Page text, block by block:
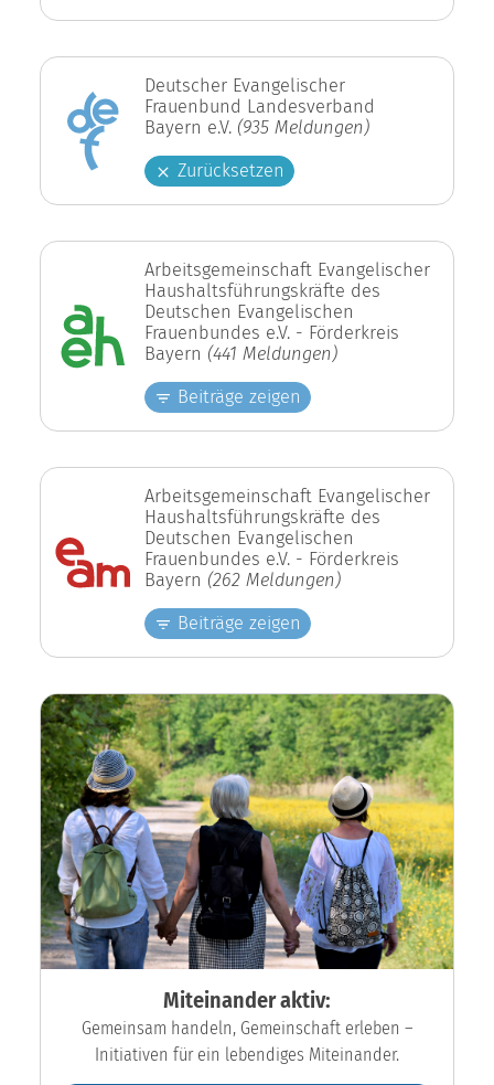
Deutscher Evangelischer
Frauenbund Landesverband
Bayern e.V. (935 Meldungen)
Zurücksetzen
Arbeitsgemeinschaft Evangelischer
Haushaltsführungskräfte des
Deutschen Evangelischen
Frauenbundes e.V. - Förderkreis
Bayern (441 Meldungen)
Beiträge zeigen
Arbeitsgemeinschaft Evangelischer
Haushaltsführungskräfte des
Deutschen Evangelischen
Frauenbundes e.V. - Förderkreis
Bayern (262 Meldungen)
Beiträge zeigen
Miteinander aktiv:
Gemeinsam handeln, Gemeinschaft erleben –
Initiativen für ein lebendiges Miteinander.